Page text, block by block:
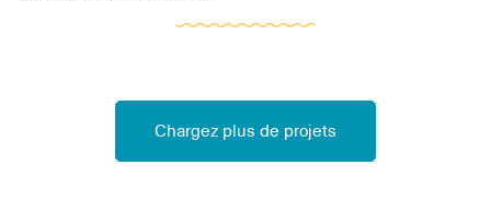
Chargez plus de projets